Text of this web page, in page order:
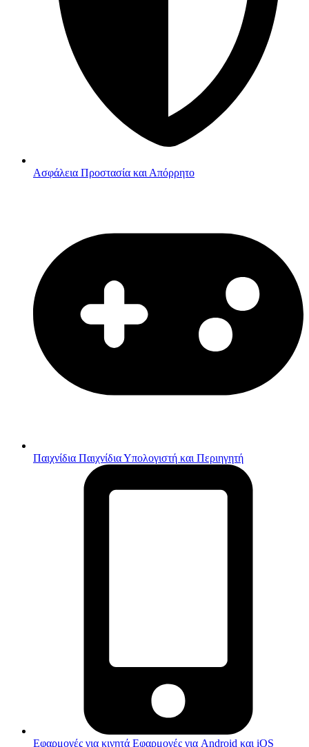
Ασφάλεια Προστασία και Απόρρητο
Παιχνίδια Παιχνίδια Υπολογιστή και Περιηγητή
Εφαρμογές για κινητά Εφαρμογές για Android και iOS